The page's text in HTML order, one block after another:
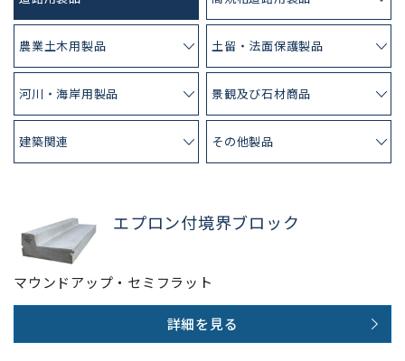
農業土木用製品 土留・法面保護製品
河川・海岸用製品 景観及び石材商品
建築関連 その他製品
エプロン付境界ブロック
マウンドアップ・セミフラット
詳細を見る